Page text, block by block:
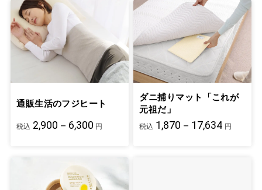
通販生活のフジヒート
税込 2,900－6,300 円
ダニ捕りマット「これが
元祖だ」
税込 1,870－17,634 円